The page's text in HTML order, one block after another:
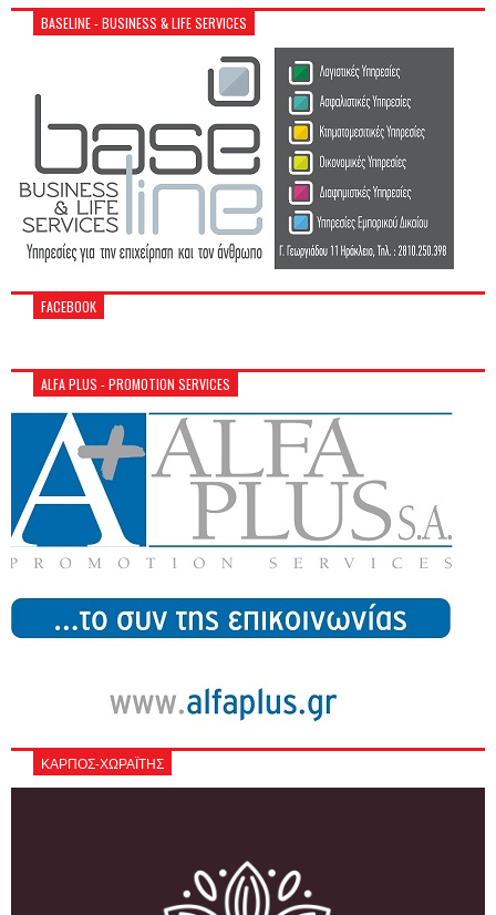
BASELINE - BUSINESS & LIFE SERVICES
FACEBOOK
ALFA PLUS - PROMOTION SERVICES
ΚΑΡΠΟΣ-ΧΩΡΑΪΤΗΣ